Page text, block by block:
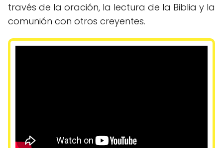
través de la oración, la lectura de la Biblia y la
comunión con otros creyentes.